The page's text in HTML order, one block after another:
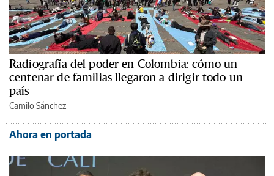
Radiografía del poder en Colombia: cómo un
centenar de familias llegaron a dirigir todo un
país
Camilo Sánchez
Ahora en portada